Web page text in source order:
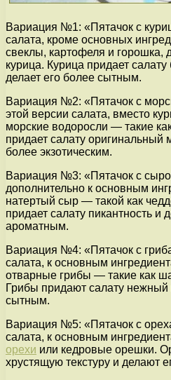
Вариация №1: «Пятачок с
салата, кроме основных
свеклы, картофеля и горошка,
курица. Курица придает
делает его более сытным.
Вариация №2: «Пятачок с
этой версии салата, вместо
морские водоросли — такие
придает салату оригинальный
более экзотическим.
Вариация №3: «Пятачок с
дополнительно к основным
натертый сыр — такой как
придает салату пикантность и
ароматным.
Вариация №4: «Пятачок с
салата, к основным
отварные грибы — такие как
Грибы придают салату нежный
сытным.
Вариация №5: «Пятачок с
салата, к основным
орехи или кедровые орешки.
хрустящую текстуру и делают